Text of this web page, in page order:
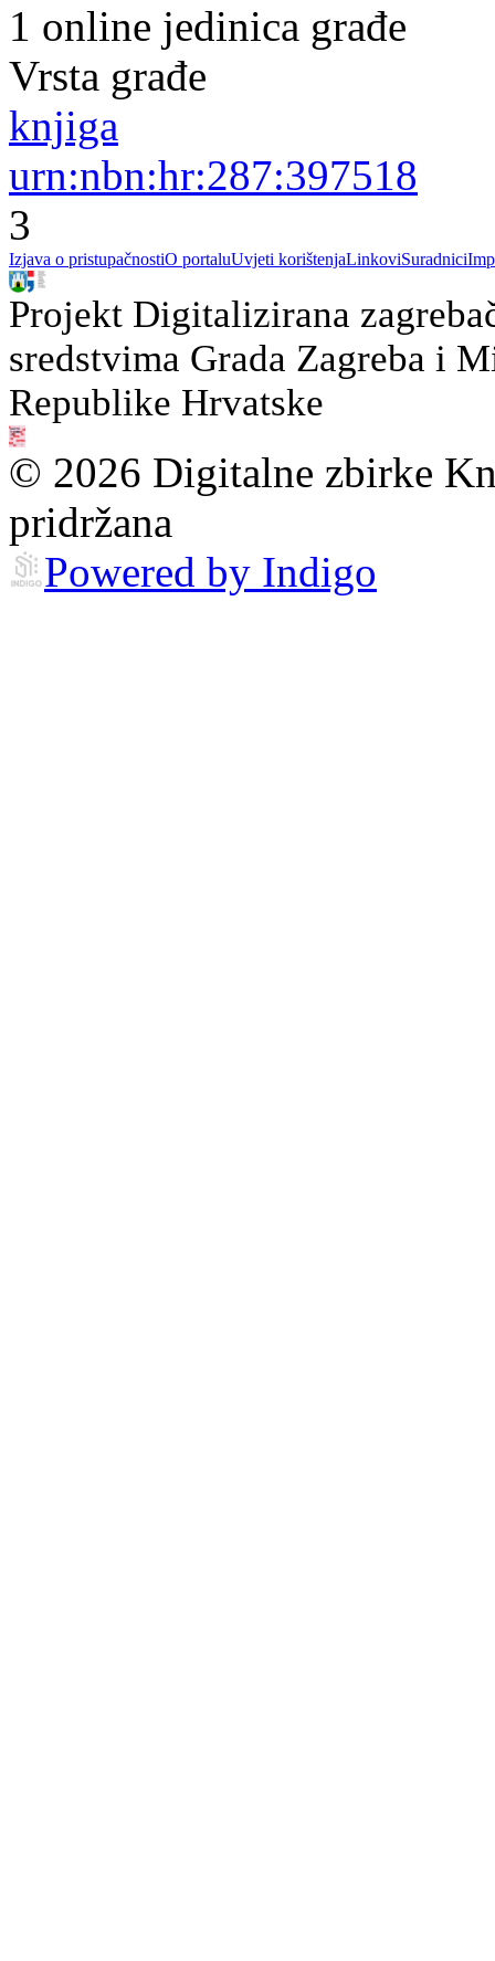
1 online jedinica građe
Vrsta građe
knjiga
urn:nbn:hr:287:397518
3
Izjava o pristupačnostiO portaluUvjeti korištenjaLinkoviSuradnici
Projekt Digitalizirana
sredstvima Grada Zagreba i
Republike Hrvatske
© 2026 Digitalne zbirke
pridržana
Powered by Indigo